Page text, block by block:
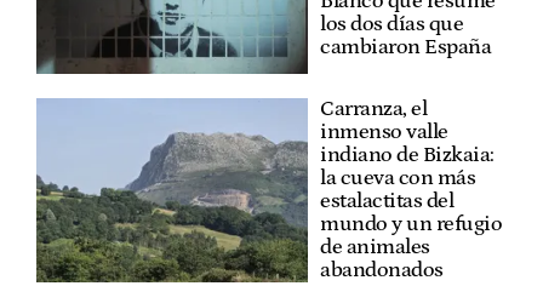
los dos días que
cambiaron España
Carranza, el
inmenso valle
indiano de Bizkaia:
la cueva con más
estalactitas del
mundo y un refugio
de animales
abandonados